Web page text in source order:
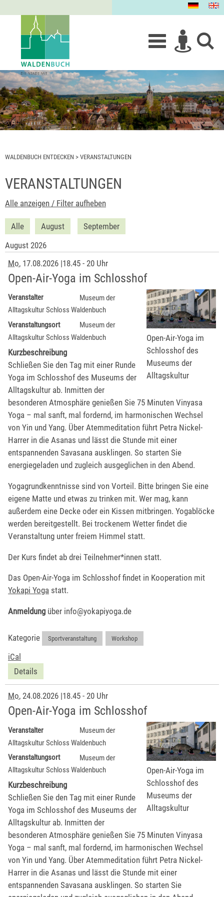
WALDENBUCH ENTDECKEN > VERANSTALTUNGEN
VERANSTALTUNGEN
Alle anzeigen / Filter aufheben
Alle August
September
August 2026
Mo, 17.08.2026 |18.45 - 20 Uhr
Open-Air-Yoga im Schlosshof
Open-Air-Yoga im
Schlosshof des
Museums der
Alltagskultur
Veranstalter
Museum der
Alltagskultur Schloss Waldenbuch
Veranstaltungsort
Museum der
Alltagskultur Schloss Waldenbuch
Kurzbeschreibung
Schließen Sie den Tag mit einer Runde
Yoga im Schlosshof des Museums der
Alltagskultur ab. Inmitten der
besonderen Atmosphäre genießen Sie 75 Minuten Vinyasa
Yoga – mal sanft, mal fordernd, im harmonischen Wechsel
von Yin und Yang. Über Atemmeditation führt Petra Nickel-
Harrer in die Asanas und lässt die Stunde mit einer
entspannenden Savasana ausklingen. So starten Sie
energiegeladen und zugleich ausgeglichen in den Abend.
Yogagrundkenntnisse sind von Vorteil. Bitte bringen Sie eine
eigene Matte und etwas zu trinken mit. Wer mag, kann
außerdem eine Decke oder ein Kissen mitbringen. Yogablöcke
werden bereitgestellt. Bei trockenem Wetter findet die
Veranstaltung unter freiem Himmel statt.
Der Kurs findet ab drei Teilnehmer*innen statt.
Das Open-Air-Yoga im Schlosshof findet in Kooperation mit
Yokapi Yoga statt.
Anmeldung über info@yokapiyoga.de
Kategorie Sportveranstaltung Workshop
iCal
Details
Mo, 24.08.2026 |18.45 - 20 Uhr
Open-Air-Yoga im Schlosshof
Open-Air-Yoga im
Schlosshof des
Museums der
Alltagskultur
Veranstalter
Museum der
Alltagskultur Schloss Waldenbuch
Veranstaltungsort
Museum der
Alltagskultur Schloss Waldenbuch
Kurzbeschreibung
Schließen Sie den Tag mit einer Runde
Yoga im Schlosshof des Museums der
Alltagskultur ab. Inmitten der
besonderen Atmosphäre genießen Sie 75 Minuten Vinyasa
Yoga – mal sanft, mal fordernd, im harmonischen Wechsel
von Yin und Yang. Über Atemmeditation führt Petra Nickel-
Harrer in die Asanas und lässt die Stunde mit einer
entspannenden Savasana ausklingen. So starten Sie